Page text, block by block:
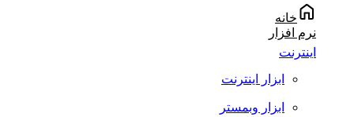
خانه
نرم افزار
اینترنت
ابزار اینترنت
ابزار وبمستر